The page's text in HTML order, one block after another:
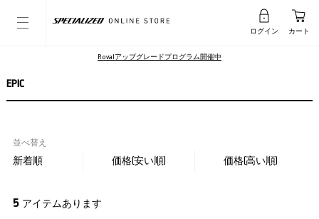
ログイン カート
Rovalアップグレードプログラム開催中
EPIC
並べ替え
新着順 価格(安い順) 価格(高い順)
5 アイテムあります